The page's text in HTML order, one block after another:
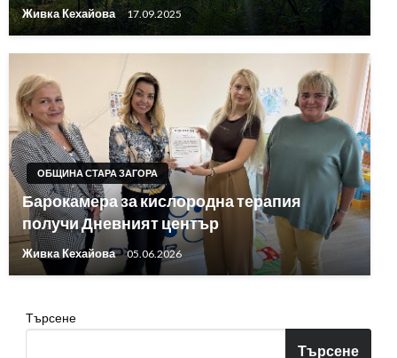
Живка Кехайова 17.09.2025
ОБЩИНА СТАРА ЗАГОРА
Барокамера за кислородна терапия
получи Дневният център
Живка Кехайова 05.06.2026
Търсене
Търсене